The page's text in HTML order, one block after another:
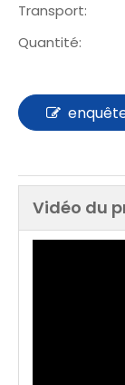
Transport:
Quantité:
Vidéo du